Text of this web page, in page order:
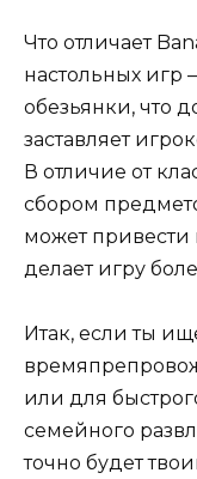
Что отличает
настольных
обезьянки, что
заставляет
В отличие от
сбором
может привести
делает игру
Итак, если ты
или для
семейного
точно будет